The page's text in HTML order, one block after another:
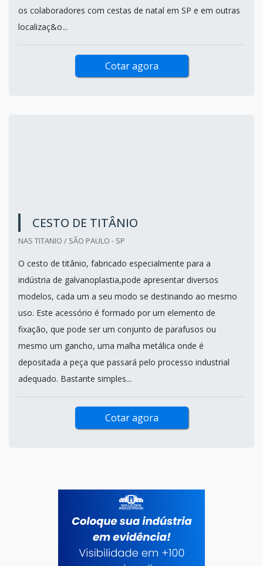
os colaboradores com cestas de natal em SP e em outras
localizaç&o...
Cotar agora
CESTO DE TITÂNIO
NAS TITANIO / SÃO PAULO - SP
O cesto de titânio, fabricado especialmente para a
indústria de galvanoplastia,pode apresentar diversos
modelos, cada um a seu modo se destinando ao mesmo
uso. Este acessório é formado por um elemento de
fixação, que pode ser um conjunto de parafusos ou
mesmo um gancho, uma malha metálica onde é
depositada a peça que passará pelo processo industrial
adequado. Bastante simples...
Cotar agora